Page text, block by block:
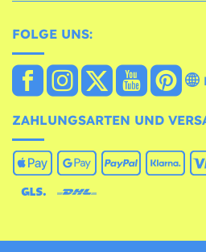
FOLGE UNS:
ZAHLUNGSARTEN UND